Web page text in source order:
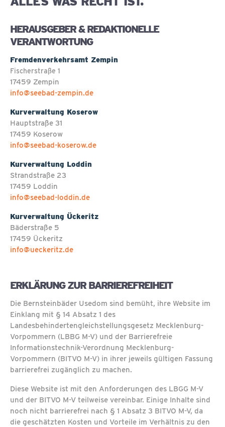
HERAUSGEBER & REDAKTIONELLE
VERANTWORTUNG
Fremdenverkehrsamt Zempin
Fischerstraße 1
17459 Zempin
info@seebad-zempin.de
Kurverwaltung Koserow
Hauptstraße 31
17459 Koserow
info@seebad-koserow.de
Kurverwaltung Loddin
Strandstraße 23
17459 Loddin
info@seebad-loddin.de
Kurverwaltung Ückeritz
Bäderstraße 5
17459 Ückeritz
info@ueckeritz.de
ERKLÄRUNG ZUR BARRIEREFREIHEIT
Die Bernsteinbäder Usedom sind bemüht, ihre Website im
Einklang mit § 14 Absatz 1 des
Landesbehindertengleichstellungsgesetz Mecklenburg-
Vorpommern (LBBG M-V) und der Barrierefreie
Informationstechnik-Verordnung Mecklenburg-
Vorpommern (BITVO M-V) in ihrer jeweils gültigen Fassung
barrierefrei zugänglich zu machen.
Diese Website ist mit den Anforderungen des LBGG M-V
und der BITVO M-V teilweise vereinbar. Einige Inhalte sind
noch nicht barrierefrei nach § 1 Absatz 3 BITVO M-V, da
die geschätzten Kosten und Vorteile im Verhältnis zu den